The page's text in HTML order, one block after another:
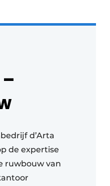
d’Arta
de expertise
ruwbouw van